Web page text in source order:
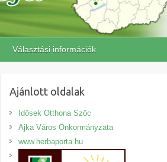
Választási információk
Ajánlott oldalak
Idősek Otthona Szőc
Ajka Város Önkormányzata
www.herbaporta.hu